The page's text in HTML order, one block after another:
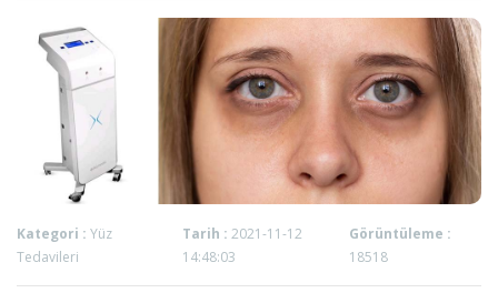
Kategori : Yüz
Tedavileri
Tarih :2021-11-12
14:48:03
Görüntüleme :
18518